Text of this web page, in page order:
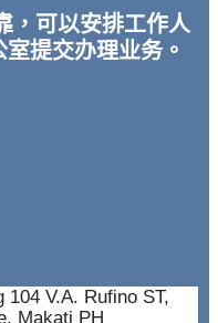
，可以安排工作人
提交办理业务。
104 V.A. Rufino ST,
Makati PH